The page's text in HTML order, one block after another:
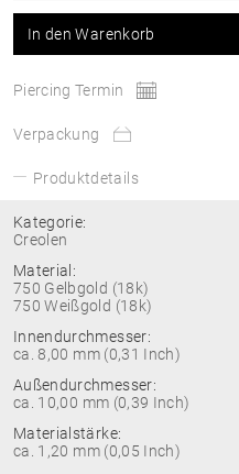
In den Warenkorb
Piercing Termin
Verpackung
Produktdetails
Kategorie:
Creolen
Material:
750 Gelbgold (18k)
750 Weißgold (18k)
Innendurchmesser:
ca. 8,00 mm (0,31 Inch)
Außendurchmesser:
ca. 10,00 mm (0,39 Inch)
Materialstärke:
ca. 1,20 mm (0,05 Inch)